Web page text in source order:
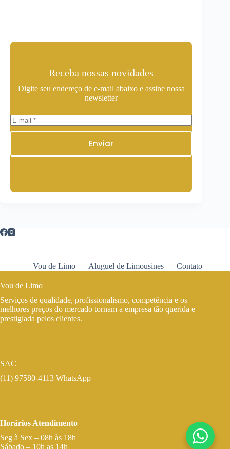
Receba nossas novidades
Digite seu endereço de e-mail abaixo e assine nossa
newsletter
Enviar
Vou de Limo Aluguel de Limousines Contato
Vou de Limo
Serviços de qualidade, profissionalismo, competência e os
melhores preços do mercado tornam a empresa tão querida e
prestigiada pelos clientes.
SAC
(11) 97580-4113 WhatsApp
Horários Atendimento
Seg à Sex – 08h às 18h
Sábado – 10h as 14h